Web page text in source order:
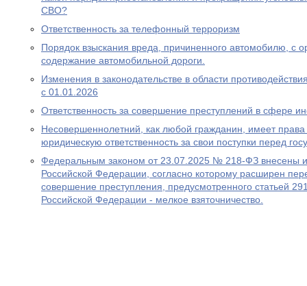
СВО?
Ответственность за телефонный терроризм
Порядок взыскания вреда, причиненного автомобилю, с
содержание автомобильной дороги.
Изменения в законодательстве в области
с 01.01.2026
Ответственность за совершение преступлений в сфере
Несовершеннолетний, как любой гражданин, имеет права
юридическую ответственность за свои поступки перед
Федеральным законом от 23.07.2025 № 218-ФЗ внесены
Российской Федерации, согласно которому расширен
совершение преступления, предусмотренного статьей
Российской Федерации - мелкое взяточничество.